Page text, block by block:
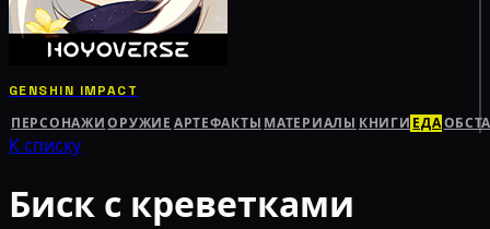
GENSHIN IMPACT
ПЕРСОНАЖИ ОРУЖИЕ АРТЕФАКТЫ МАТЕРИАЛЫ КНИГИ ЕДА
К списку
Биск с креветками